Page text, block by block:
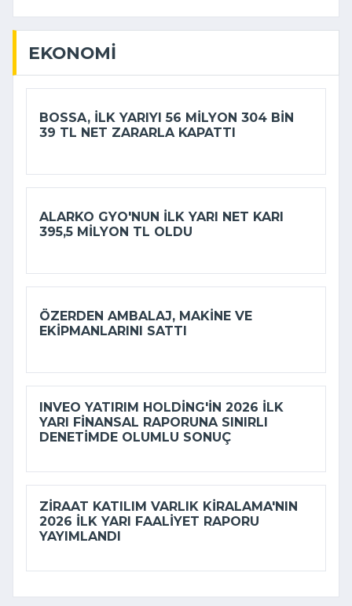
EKONOMI
BOSSA, ILK YARIYI 56 MILYON 304 BIN
39 TL NET ZARARLA KAPATTI
ALARKO GYO'NUN ILK YARI NET KARI
395,5 MILYON TL OLDU
ÖZERDEN AMBALAJ, MAKINE VE
EKIPMANLARINI SATTI
INVEO YATIRIM HOLDING'IN 2026 ILK
YARI FINANSAL RAPORUNA SINIRLI
DENETIMDE OLUMLU SONUÇ
ZIRAAT KATILIM VARLIK KIRALAMA'NIN
2026 ILK YARI FAALIYET RAPORU
YAYIMLANDI